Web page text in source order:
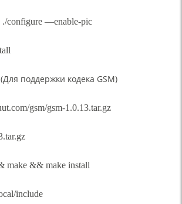
configure —enable-pic
поддержки кодека GSM)
gsm/gsm-1.0.13.tar.gz
make && make install
include